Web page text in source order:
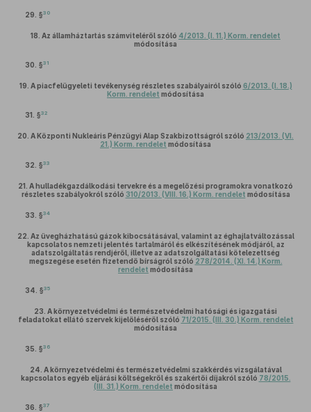
29. §30
18. Az államháztartás számviteléről szóló 4/2013. (I. 11.) Korm. rendelet
módosítása
30. §31
19. A piacfelügyeleti tevékenység részletes szabályairól szóló 6/2013. (I. 18.)
Korm. rendelet módosítása
31. §32
20. A Központi Nukleáris Pénzügyi Alap Szakbizottságról szóló 213/2013. (VI.
21.) Korm. rendelet módosítása
32. §33
21. A hulladékgazdálkodási tervekre és a megelőzési programokra vonatkozó
részletes szabályokról szóló 310/2013. (VIII. 16.) Korm. rendelet módosítása
33. §34
22. Az üvegházhatású gázok kibocsátásával, valamint az éghajlatváltozással
kapcsolatos nemzeti jelentés tartalmáról és elkészítésének módjáról, az
adatszolgáltatás rendjéről, illetve az adatszolgáltatási kötelezettség
megszegése esetén fizetendő bírságról szóló 278/2014. (XI. 14.) Korm.
rendelet módosítása
34. §35
23. A környezetvédelmi és természetvédelmi hatósági és igazgatási
feladatokat ellátó szervek kijelöléséről szóló 71/2015. (III. 30.) Korm. rendelet
módosítása
35. §36
24. A környezetvédelmi és természetvédelmi szakkérdés vizsgálatával
kapcsolatos egyéb eljárási költségekről és szakértői díjakról szóló 78/2015.
(III. 31.) Korm. rendelet módosítása
36. §37